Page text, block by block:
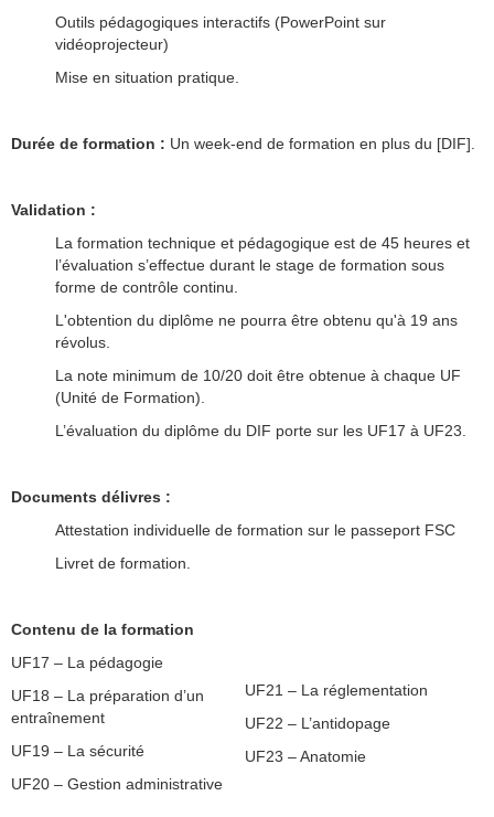
Outils pédagogiques interactifs (PowerPoint sur
vidéoprojecteur)
Mise en situation pratique.
Durée de formation : Un week-end de formation en plus du [DIF].
Validation :
La formation technique et pédagogique est de 45 heures et
l’évaluation s’effectue durant le stage de formation sous
forme de contrôle continu.
L'obtention du diplôme ne pourra être obtenu qu'à 19 ans
révolus.
La note minimum de 10/20 doit être obtenue à chaque UF
(Unité de Formation).
L’évaluation du diplôme du DIF porte sur les UF17 à UF23.
Documents délivres :
Attestation individuelle de formation sur le passeport FSC
Livret de formation.
Contenu de la formation
UF17 – La pédagogie
UF18 – La préparation d’un
entraînement
UF19 – La sécurité
UF20 – Gestion administrative
UF21 – La réglementation
UF22 – L’antidopage
UF23 – Anatomie